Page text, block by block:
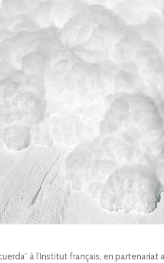
à l’Institut français, en partenariat